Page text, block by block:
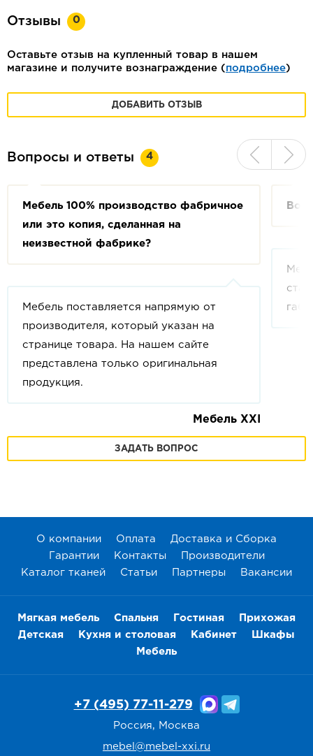
Отзывы 0
Оставьте отзыв на купленный товар в нашем
магазине и получите вознаграждение (подробнее)
ДОБАВИТЬ ОТЗЫВ
Вопросы и ответы 4
Мебель 100% производство фабричное
или это копия, сделанная на
неизвестной фабрике?
Мебель поставляется напрямую от
производителя, который указан на
странице товара. На нашем сайте
представлена только оригинальная
продукция.
Мебель XXI
ЗАДАТЬ ВОПРОС
О компании Оплата
Доставка и Сборка
Гарантии
Контакты
Производители
Каталог тканей
Статьи Партнеры Вакансии
Мягкая мебель Спальня Гостиная
Прихожая
Детская
Кухня и столовая Кабинет
Шкафы
Мебель
+7 (495) 77-11-279
Россия, Москва
mebel@mebel-xxi.ru